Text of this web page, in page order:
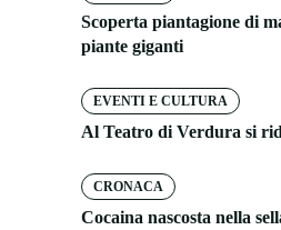
Scoperta piantagione di
piante giganti
EVENTI E CULTURA
Al Teatro di Verdura si
CRONACA
Cocaina nascosta nella